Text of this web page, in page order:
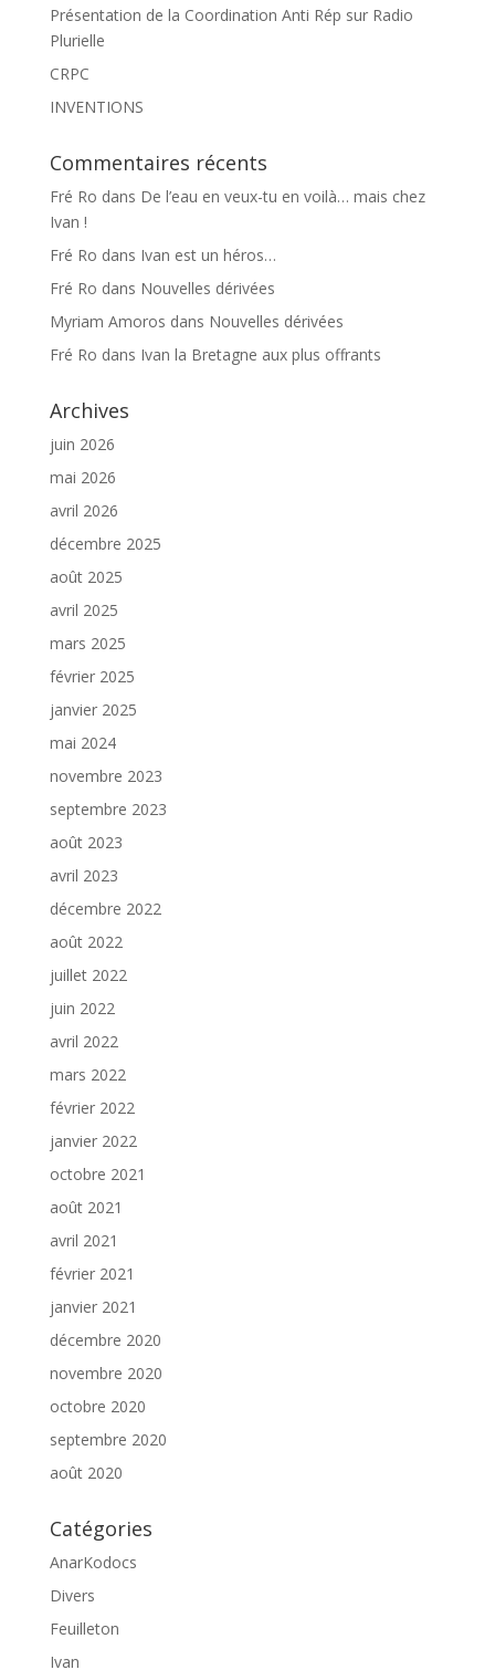
Présentation de la Coordination Anti Rép sur Radio
Plurielle
CRPC
INVENTIONS
Commentaires récents
Fré Ro dans De l’eau en veux-tu en voilà… mais chez
Ivan !
Fré Ro dans Ivan est un héros…
Fré Ro dans Nouvelles dérivées
Myriam Amoros dans Nouvelles dérivées
Fré Ro dans Ivan la Bretagne aux plus offrants
Archives
juin 2026
mai 2026
avril 2026
décembre 2025
août 2025
avril 2025
mars 2025
février 2025
janvier 2025
mai 2024
novembre 2023
septembre 2023
août 2023
avril 2023
décembre 2022
août 2022
juillet 2022
juin 2022
avril 2022
mars 2022
février 2022
janvier 2022
octobre 2021
août 2021
avril 2021
février 2021
janvier 2021
décembre 2020
novembre 2020
octobre 2020
septembre 2020
août 2020
Catégories
AnarKodocs
Divers
Feuilleton
Ivan